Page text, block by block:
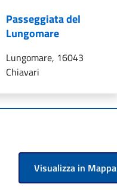
Passeggiata del
Lungomare
Lungomare, 16043
Chiavari
Visualizza in Mappa